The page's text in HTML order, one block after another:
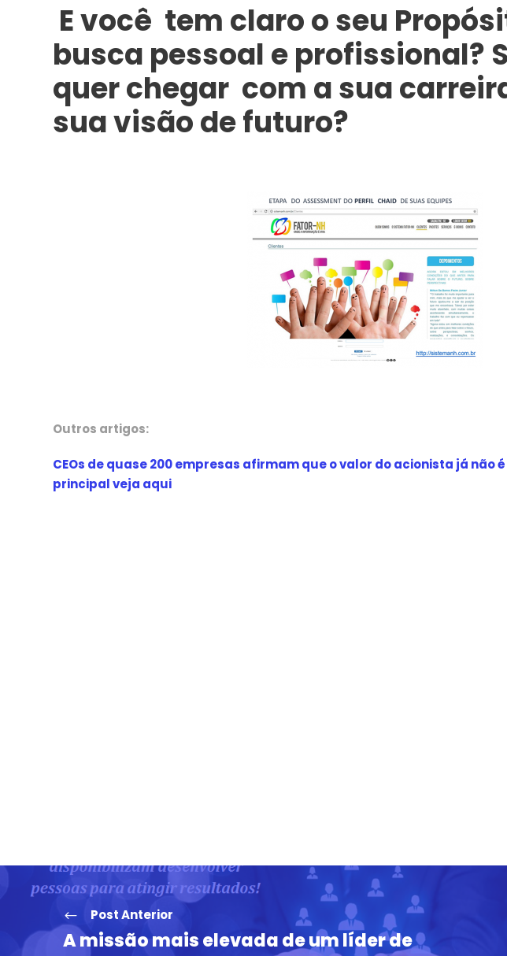
E você tem claro o seu
busca pessoal e profissional?
quer chegar com a sua
sua visão de futuro?
Outros artigos:
CEOs de quase 200 empresas afirmam que o valor do acionista já não
principal veja aqui
Post Anterior
A missão mais elevada de um líder de